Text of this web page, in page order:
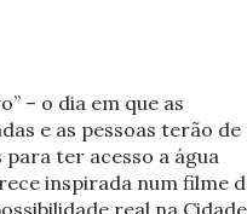
– o dia em que as
e as pessoas terão de
ter acesso a água
inspirada num filme